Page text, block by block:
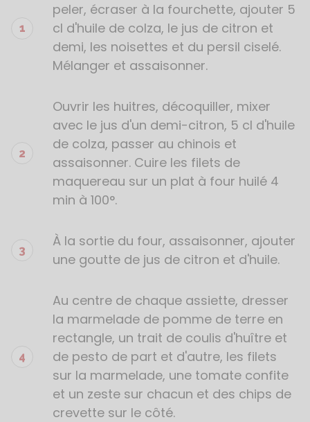
peler, écraser à la fourchette, ajouter 5
cl d'huile de colza, le jus de citron et
demi, les noisettes et du persil ciselé.
Mélanger et assaisonner.
Ouvrir les huitres, décoquiller, mixer
avec le jus d'un demi-citron, 5 cl d'huile
de colza, passer au chinois et
assaisonner. Cuire les filets de
maquereau sur un plat à four huilé 4
min à 100°.
À la sortie du four, assaisonner, ajouter
une goutte de jus de citron et d'huile.
Au centre de chaque assiette, dresser
la marmelade de pomme de terre en
rectangle, un trait de coulis d'huître et
de pesto de part et d'autre, les filets
sur la marmelade, une tomate confite
et un zeste sur chacun et des chips de
crevette sur le côté.